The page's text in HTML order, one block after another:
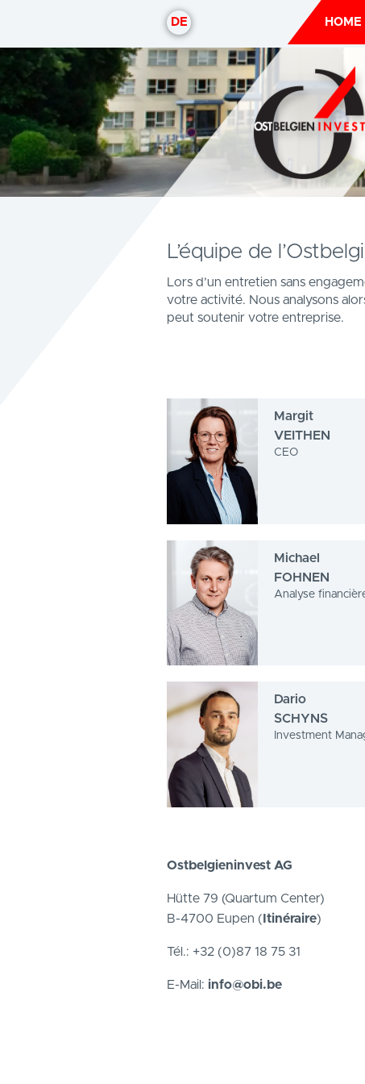
DE HOME
L’équipe de
Lors d’un entretien sans
votre activité. Nous analysons
peut soutenir votre entreprise.
Margit
VEITHEN
CEO
Michael
FOHNEN
Analyse
Dario
SCHYNS
Investment
Ostbelgieninvest AG
Hütte 79 (Quartum Center)
B-4700 Eupen ( Itinéraire)
Tél.: +32 (0)87 18 75 31
E-Mail: info@obi.be